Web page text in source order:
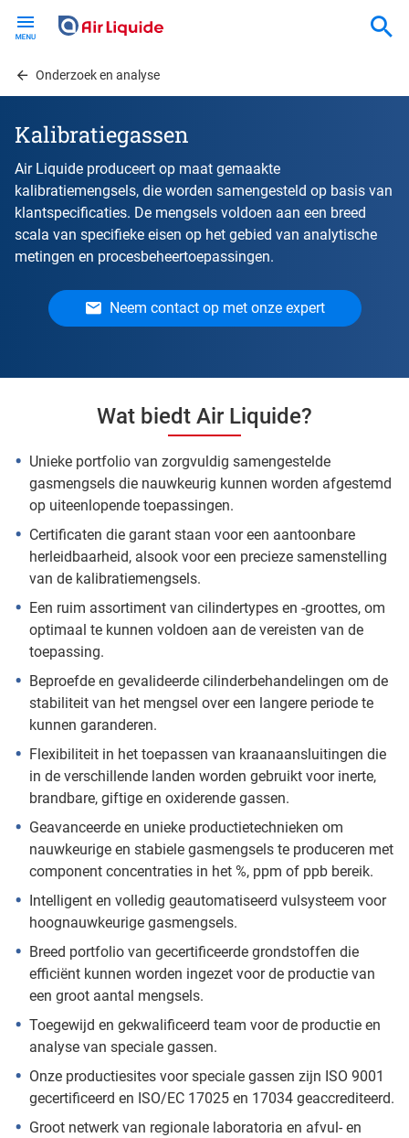
contentOnderzoek en analyse
Kalibratiegassen
Air Liquide produceert op maat gemaakte
kalibratiemengsels, die worden samengesteld op basis van
klantspecificaties. De mengsels voldoen aan een breed
scala van specifieke eisen op het gebied van analytische
metingen en procesbeheertoepassingen.
Neem contact op met onze expert
Wat biedt Air Liquide?
Unieke portfolio van zorgvuldig samengestelde
gasmengsels die nauwkeurig kunnen worden afgestemd
op uiteenlopende toepassingen.
Certificaten die garant staan voor een aantoonbare
herleidbaarheid, alsook voor een precieze samenstelling
van de kalibratiemengsels.
Een ruim assortiment van cilindertypes en -groottes, om
optimaal te kunnen voldoen aan de vereisten van de
toepassing.
Beproefde en gevalideerde cilinderbehandelingen om de
stabiliteit van het mengsel over een langere periode te
kunnen garanderen.
Flexibiliteit in het toepassen van kraanaansluitingen die
in de verschillende landen worden gebruikt voor inerte,
brandbare, giftige en oxiderende gassen.
Geavanceerde en unieke productietechnieken om
nauwkeurige en stabiele gasmengsels te produceren met
component concentraties in het %, ppm of ppb bereik.
Intelligent en volledig geautomatiseerd vulsysteem voor
hoognauwkeurige gasmengsels.
Breed portfolio van gecertificeerde grondstoffen die
efficiënt kunnen worden ingezet voor de productie van
een groot aantal mengsels.
Toegewijd en gekwalificeerd team voor de productie en
analyse van speciale gassen.
Onze productiesites voor speciale gassen zijn ISO 9001
gecertificeerd en ISO/EC 17025 en 17034 geaccrediteerd.
Groot netwerk van regionale laboratoria en afvul- en